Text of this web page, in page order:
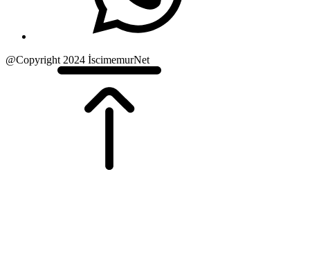
@Copyright 2024 İscimemurNet